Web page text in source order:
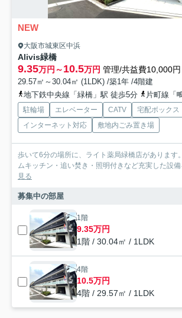
NEW
大阪市城東区中浜
Alivis緑橋
9.35万円～10.5万円 管理/共益費10,000円
29.57㎡～30.04㎡ (1LDK) /築1年 /4階建
地下鉄中央線「緑橋」駅 徒歩5分
片町線「
駐輪場 エレベーター CATV
宅配ボックス
インターネット対応
敷地内ごみ置き場
歩いて6分の場所に、ライト薬局緑橋店があります
ムキッチン・追い焚き・照明付きなど充実した設
見る
募集中の部屋
1階
9.35万円
1階 / 30.04㎡ / 1LDK
4階
10.5万円
4階 / 29.57㎡ / 1LDK